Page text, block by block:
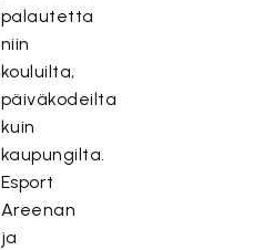
palautetta
niin
kouluilta,
päiväkodeilta
kuin
kaupungilta.
Esport
Areenan
ja